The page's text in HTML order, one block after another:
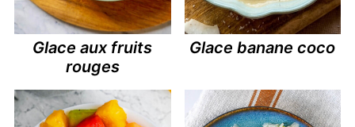
Glace aux fruits
rouges
Glace banane coco